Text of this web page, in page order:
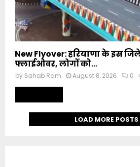
New Flyover: हरियाणा के इस
फ्लाईओवर, लोगों को...
by Sahab Ram August 8, 2026 0
LOAD MORE POSTS